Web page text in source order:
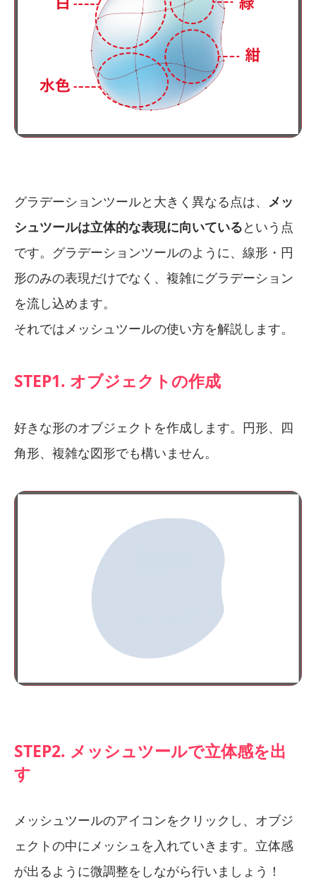
グラデーションツールと大きく異なる点は、
メッ
シュツールは立体的な表現に向いているという点
です。グラデーションツールのように、線形・円
形のみの表現だけでなく、複雑にグラデーション
を流し込めます。
それではメッシュツールの使い方を解説します。
STEP1. オブジェクトの作成
好きな形のオブジェクトを作成します。円形、四
角形、複雑な図形でも構いません。
STEP2. メッシュツールで立体感を出
す
メッシュツールのアイコンをクリックし、オブジ
ェクトの中にメッシュを入れていきます。立体感
が出るように微調整をしながら行いましょう！